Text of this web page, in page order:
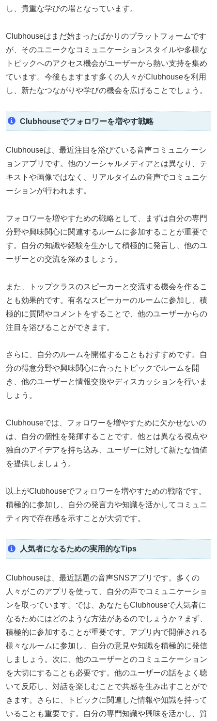
し、貴重な学びの場となっています。
Clubhouseはまだ始まったばかりのプラットフォームです
が、そのユニークなコミュニケーションスタイルや多様な
トピックへのアクセス機会がユーザーから熱い支持を集め
ています。今後もますます多くの人々がClubhouseを利用
し、新たなつながりや学びの機会を広げることでしょう。
Clubhouseでフォロワーを増やす戦略
Clubhouseは、最近注目を浴びている音声コミュニケーシ
ョンアプリです。他のソーシャルメディアとは異なり、テ
キストや画像ではなく、リアルタイムの音声でコミュニケ
ーションが行われます。
フォロワーを増やすための戦略として、まずは自分の専門
分野や興味関心に関連するルームに参加することが重要で
す。自分の知識や経験を生かして積極的に発言し、他のユ
ーザーとの交流を深めましょう。
また、トップクラスのスピーカーと交流する機会を作るこ
とも効果的です。有名なスピーカーのルームに参加し、積
極的に質問やコメントをすることで、他のユーザーからの
注目を浴びることができます。
さらに、自分のルームを開催することもおすすめです。自
分の得意分野や興味関心に合ったトピックでルームを開
き、他のユーザーと情報交換やディスカッションを行いま
しょう。
Clubhouseでは、フォロワーを増やすために欠かせないの
は、自分の個性を発揮することです。他とは異なる視点や
独自のアイデアを持ち込み、ユーザーに対して新たな価値
を提供しましょう。
以上がClubhouseでフォロワーを増やすための戦略です。
積極的に参加し、自分の発言力や知識を活かしてコミュニ
ティ内で存在感を示すことが大切です。
人気者になるための実用的なTips
Clubhouseは、最近話題の音声SNSアプリです。多くの
人々がこのアプリを使って、自分の声でコミュニケーショ
ンを取っています。では、あなたもClubhouseで人気者に
なるためにはどのような方法があるのでしょうか？まず、
積極的に参加することが重要です。アプリ内で開催される
様々なルームに参加し、自分の意見や知識を積極的に発信
しましょう。次に、他のユーザーとのコミュニケーション
を大切にすることも必要です。他のユーザーの話をよく聴
いて反応し、対話を楽しむことで共感を生み出すことがで
きます。さらに、トピックに関連した情報や知識を持って
いることも重要です。自分の専門知識や興味を活かし、質